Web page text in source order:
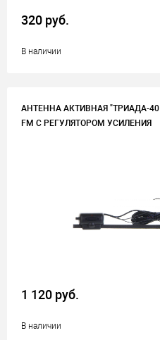
320 руб.
В наличии
АНТЕННА АКТИВНАЯ "ТРИАДА-
FM С РЕГУЛЯТОРОМ УСИЛЕНИЯ
1 120 руб.
В наличии